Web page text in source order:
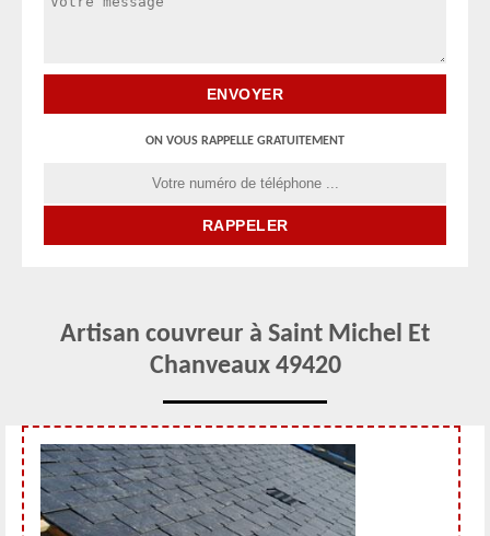
ON VOUS RAPPELLE GRATUITEMENT
Artisan couvreur à Saint Michel Et
Chanveaux 49420